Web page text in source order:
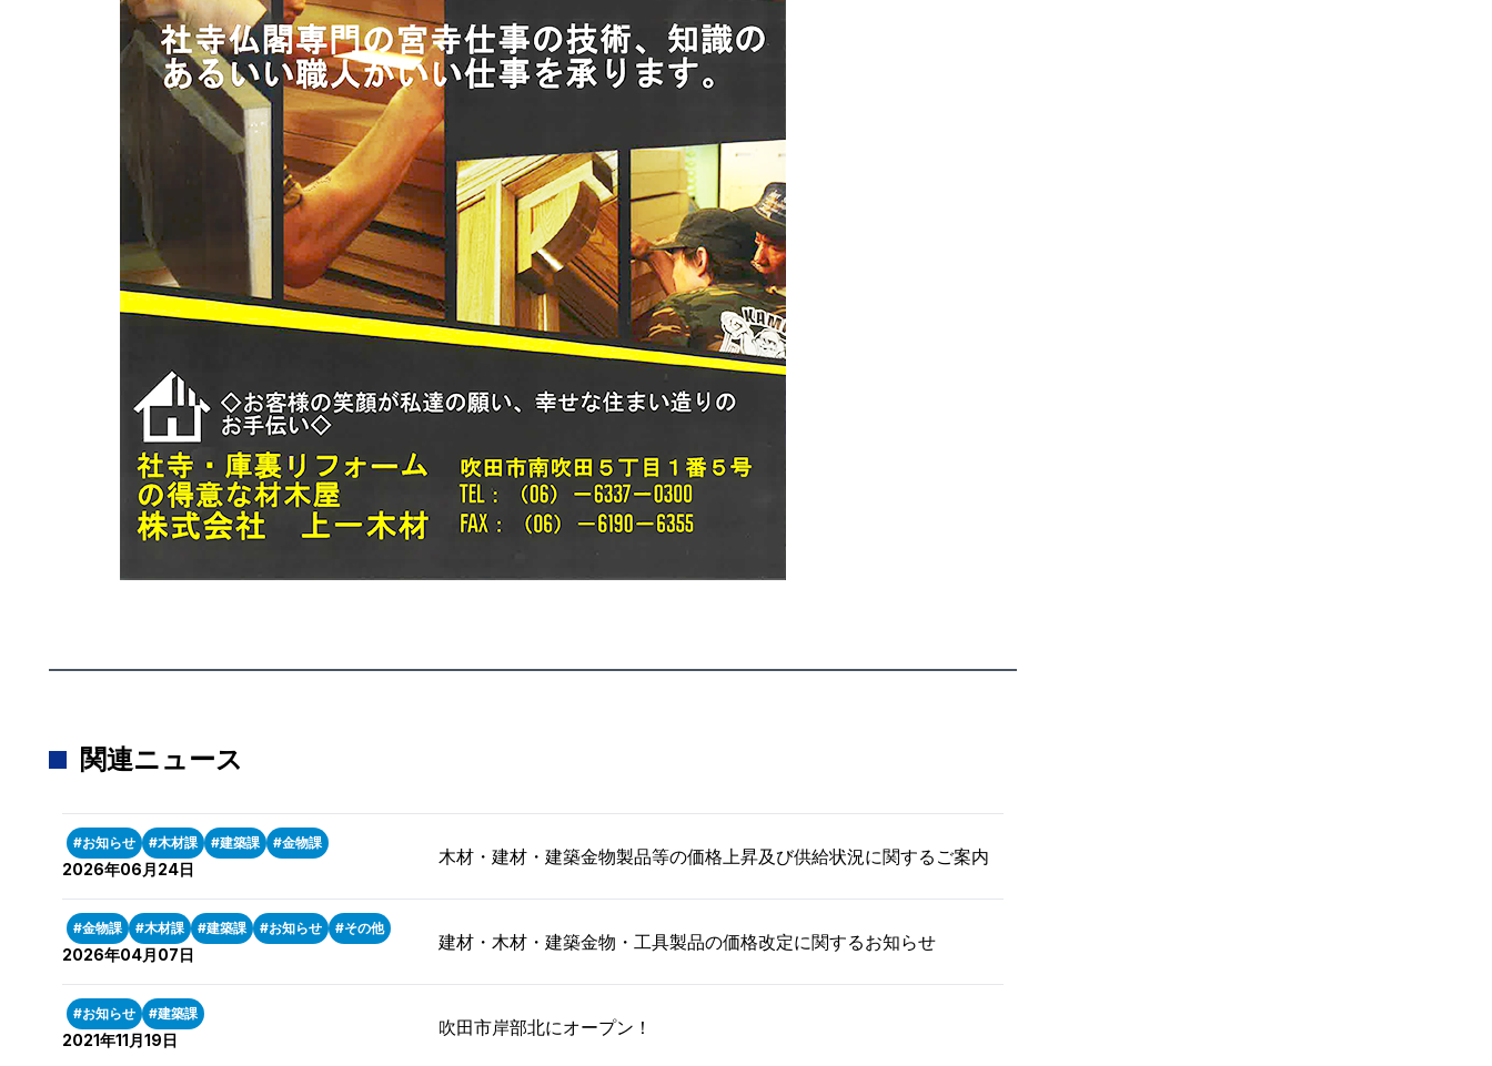
関連ニュース
#お知らせ #木材課 #建築課 #金物課
2026年06月24日
木材・建材・建築金物製品等の価格上昇及び供給状況に関するご案内
#金物課 #木材課 #建築課 #お知らせ #その他
2026年04月07日
建材・木材・建築金物・工具製品の価格改定に関するお知らせ
#お知らせ #建築課
2021年11月19日
吹田市岸部北にオープン！